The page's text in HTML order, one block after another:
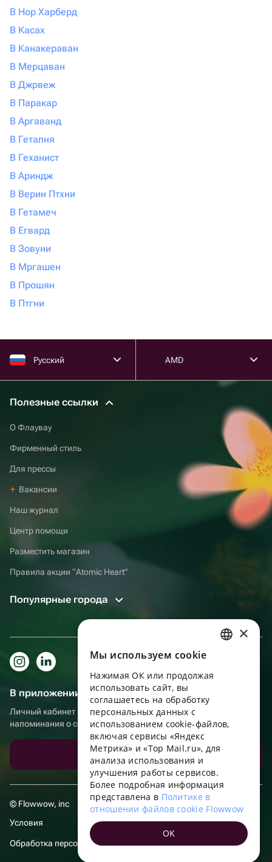
В Нор Харберд
В Касах
В Канакераван
В Мерцаван
В Джрвеж
В Паракар
В Аргаванд
В Гетапня
В Геханист
В Ариндж
В Верин Птхни
В Гетамеч
В Егвард
В Зовуни
В Мргашен
В Прошян
В Птгни
Русский AMD
Полезные ссылки
О Флаувау
Фирменный стиль
Для прессы
Вакансии
Наш журнал
Центр помощи
Разместить магазин
Правила акции “Atomic Heart”
Популярные города
В приложении еще удобнее!
Личный кабинет получателя, больше бонусов за покупки и
напоминания о событиях
Скачать приложение
© Flowwow, inc
Условия
Обработка персональных данных
ENGLISH
UKRAINIAN
PORTUGUESE
FRENCH
TURKISH
×
Мы используем сookie
Нажимая ОК или продолжая
использовать сайт, вы
соглашаетесь на обработку
персональных данных с
использованием cookie-файлов,
включая сервисы «Яндекс
Метрика» и «Top Mail.ru», для
анализа использования и
улучшения работы сервисов.
Более подробная информация
представлена в Политике в
отношении файлов cookie Flowwow
OK